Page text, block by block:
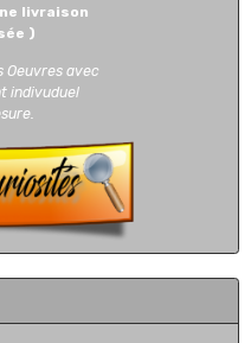
livraison
)
Oeuvres avec
indivuduel